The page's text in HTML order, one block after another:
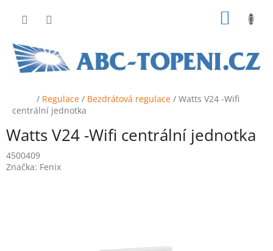
Domů
/ Regulace / Bezdrátová regulace / Watts V24 -Wifi
centrální jednotka
Watts V24 -Wifi centrální jednotka
4500409
Značka: Fenix